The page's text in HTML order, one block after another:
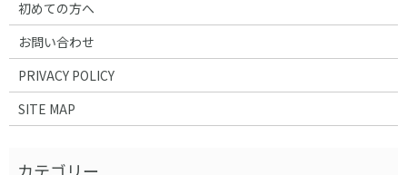
初めての方へ
お問い合わせ
PRIVACY POLICY
SITE MAP